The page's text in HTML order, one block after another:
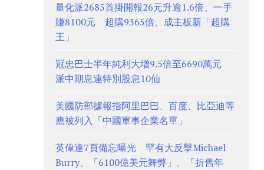
量化派2685首掛開報26元升逾1.6倍、一手
賺8100元 超購9365倍、成主板新「超購
王」
冠忠巴士半年純利大增9.5倍至6690萬元
派中期息連特別股息10仙
美國防部據報指阿里巴巴、百度、比亞迪等
應被列入「中國軍事企業名單」
英偉達7頁備忘曝光 罕有大反擊Michael
Burry、「6100億美元舞弊」、「折舊年